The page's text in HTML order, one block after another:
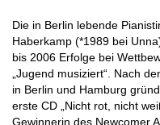
Die in Berlin lebende
Haberkamp (*1989 bei
bis 2006 Erfolge bei
„Jugend musiziert“. Nach
in Berlin und Hamburg
erste CD „Nicht rot, nicht
Gewinnerin des Newcomer